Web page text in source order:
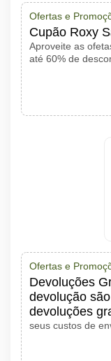
Ofertas e
Cupão Roxy
Aproveite as
até 60% de
Ofertas e
Devoluções
devolução
devoluções
seus custos de